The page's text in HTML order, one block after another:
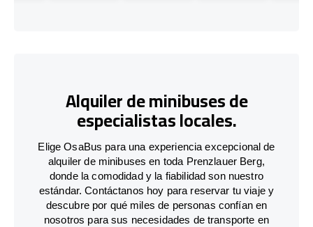
Alquiler de minibuses de
especialistas locales.
Elige OsaBus para una experiencia excepcional de
alquiler de minibuses en toda Prenzlauer Berg,
donde la comodidad y la fiabilidad son nuestro
estándar. Contáctanos hoy para reservar tu viaje y
descubre por qué miles de personas confían en
nosotros para sus necesidades de transporte en